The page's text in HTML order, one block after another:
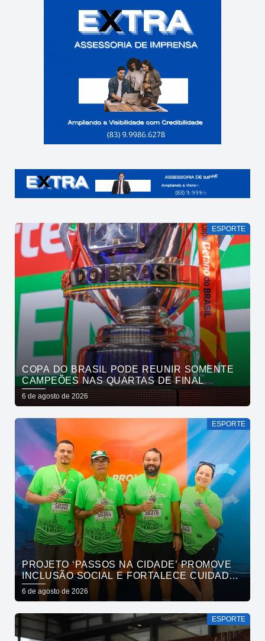
ESPORTE
COPA DO BRASIL PODE REUNIR SOMENTE
CAMPEÕES NAS QUARTAS DE FINAL
6 de agosto de 2026
ESPORTE
PROJETO ‘PASSOS NA CIDADE’ PROMOVE
INCLUSÃO SOCIAL E FORTALECE CUIDADO
EM SAÚDE MENTAL POR MEIO DA CORRIDA
6 de agosto de 2026
ESPORTE